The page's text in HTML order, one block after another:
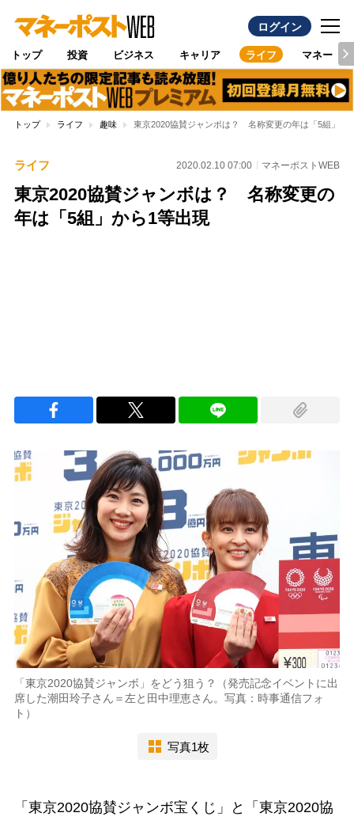
ログイン
トップ 投資 ビジネス キャリア ライフ マネー
トップ ライフ 趣味 東京2020協賛ジャンボは？ 名称変更の年は「5組」か
ライフ 2020.02.10 07:00 マネーポストWEB
東京2020協賛ジャンボは？ 名称変更の
年は「5組」から1等出現
「東京2020協賛ジャンボ」をどう狙う？（発売記念イベントに出
席した潮田玲子さん＝左と田中理恵さん。写真：時事通信フォ
ト）
写真1枚
「東京2020協賛ジャンボ宝くじ」と「東京2020協